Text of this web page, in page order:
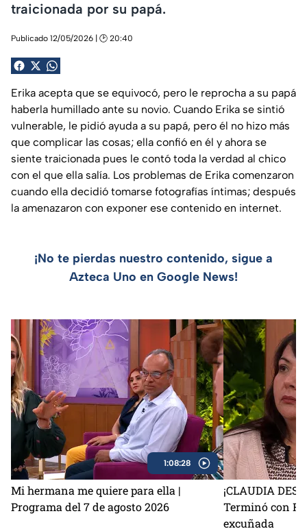
traicionada por su papá.
Publicado 12/05/2026 | 🕑 20:40
Erika acepta que se equivocó, pero le reprocha a su papá
haberla humillado ante su novio. Cuando Erika se sintió
vulnerable, le pidió ayuda a su papá, pero él no hizo más
que complicar las cosas; ella confió en él y ahora se
siente traicionada pues le contó toda la verdad al chico
con el que ella salía. Los problemas de Erika comenzaron
cuando ella decidió tomarse fotografías íntimas; después
la amenazaron con exponer ese contenido en internet.
¡No te pierdas nuestro contenido, sigue a
Azteca Uno en Google News!
1:08:28
Mi hermana me quiere para ella |
Programa del 7 de agosto 2026
¡CLAUDIA
Terminó con
excuñada